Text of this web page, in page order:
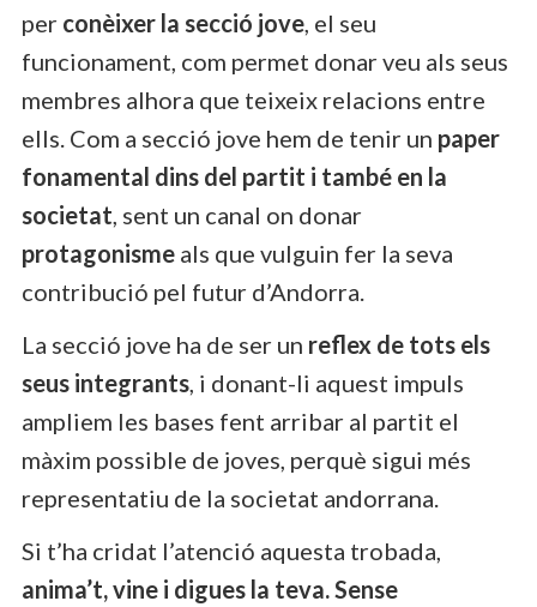
per conèixer la secció jove, el seu
funcionament, com permet donar veu als seus
membres alhora que teixeix relacions entre
ells. Com a secció jove hem de tenir un paper
fonamental dins del partit i també en la
societat, sent un canal on donar
protagonisme als que vulguin fer la seva
contribució pel futur d’Andorra.
La secció jove ha de ser un reflex de tots els
seus integrants, i donant-li aquest impuls
ampliem les bases fent arribar al partit el
màxim possible de joves, perquè sigui més
representatiu de la societat andorrana.
Si t’ha cridat l’atenció aquesta trobada,
anima’t, vine i digues la teva. Sense